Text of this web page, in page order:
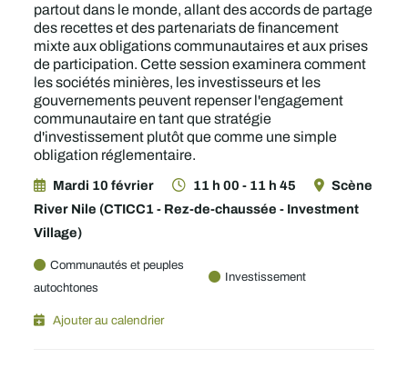
partout dans le monde, allant des accords de partage
des recettes et des partenariats de financement
mixte aux obligations communautaires et aux prises
de participation. Cette session examinera comment
les sociétés minières, les investisseurs et les
gouvernements peuvent repenser l'engagement
communautaire en tant que stratégie
d'investissement plutôt que comme une simple
obligation réglementaire.
Mardi 10 février 11 h 00 - 11 h 45
Scène
River Nile (CTICC1 - Rez-de-chaussée - Investment
Village)
Communautés et peuples
autochtones
Investissement
Ajouter au calendrier